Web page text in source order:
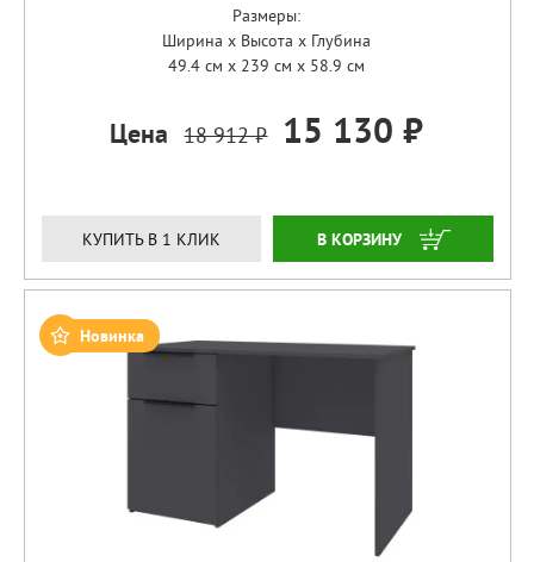
Размеры:
Ширина x Высота x Глубина
49.4 см x 239 см x 58.9 см
Цена 18 912 ₽ 15 130 ₽
КУПИТЬ В 1 КЛИК ЗАКАЗАТЬ
Новинка